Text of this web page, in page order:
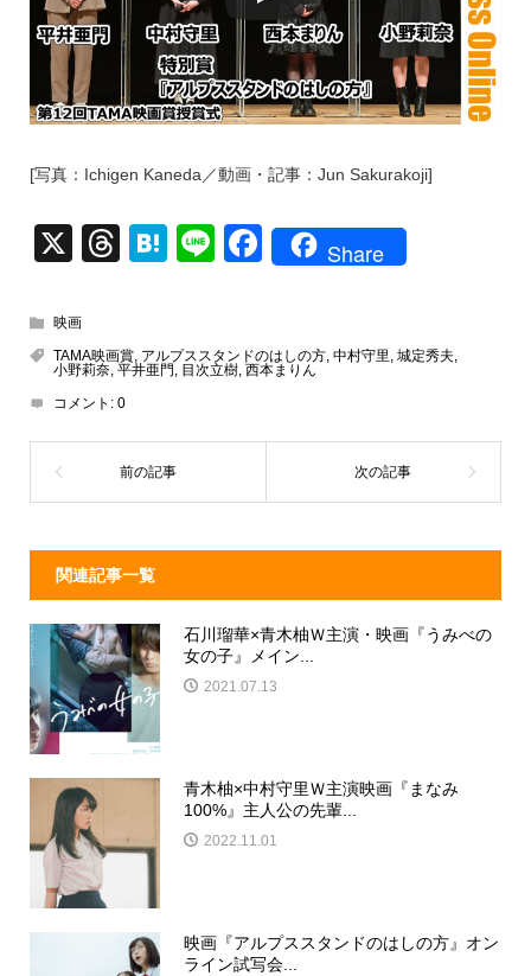
[写真：Ichigen Kaneda／動画・記事：Jun Sakurakoji]
X
T
a
d
s
H
n
Li
F
e
o
k
Share
映画
TAMA映画賞, アルプススタンドのはしの方, 中村守里, 城定秀夫,
小野莉奈, 平井亜門 , 目次立樹, 西本まりん
コメント: 0
関連記事一覧
石川瑠華×青木柚Ｗ主演・映画『うみべの
女の子』メイン...
2021.07.13
青木柚×中村守里Ｗ主演映画『まなみ
100%』主人公の先輩...
2022.11.01
映画『アルプススタンドのはしの方』オン
ライン試写会...